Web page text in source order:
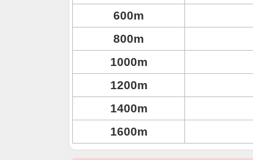
600m
800m
1000m
1200m
1400m
1600m